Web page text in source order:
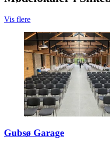
Vis flere
Gubsø Garage